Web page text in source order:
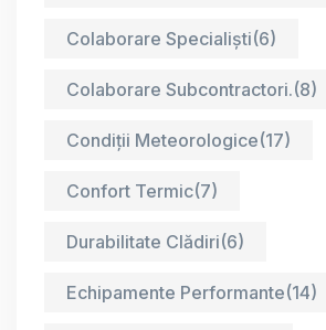
Colaborare Specialiști(6)
Colaborare Subcontractori.(8)
Condiții Meteorologice(17)
Confort Termic(7)
Durabilitate Clădiri(6)
Echipamente Performante(14)